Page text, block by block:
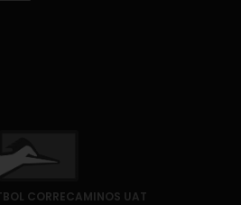
CORRECAMINOS UAT